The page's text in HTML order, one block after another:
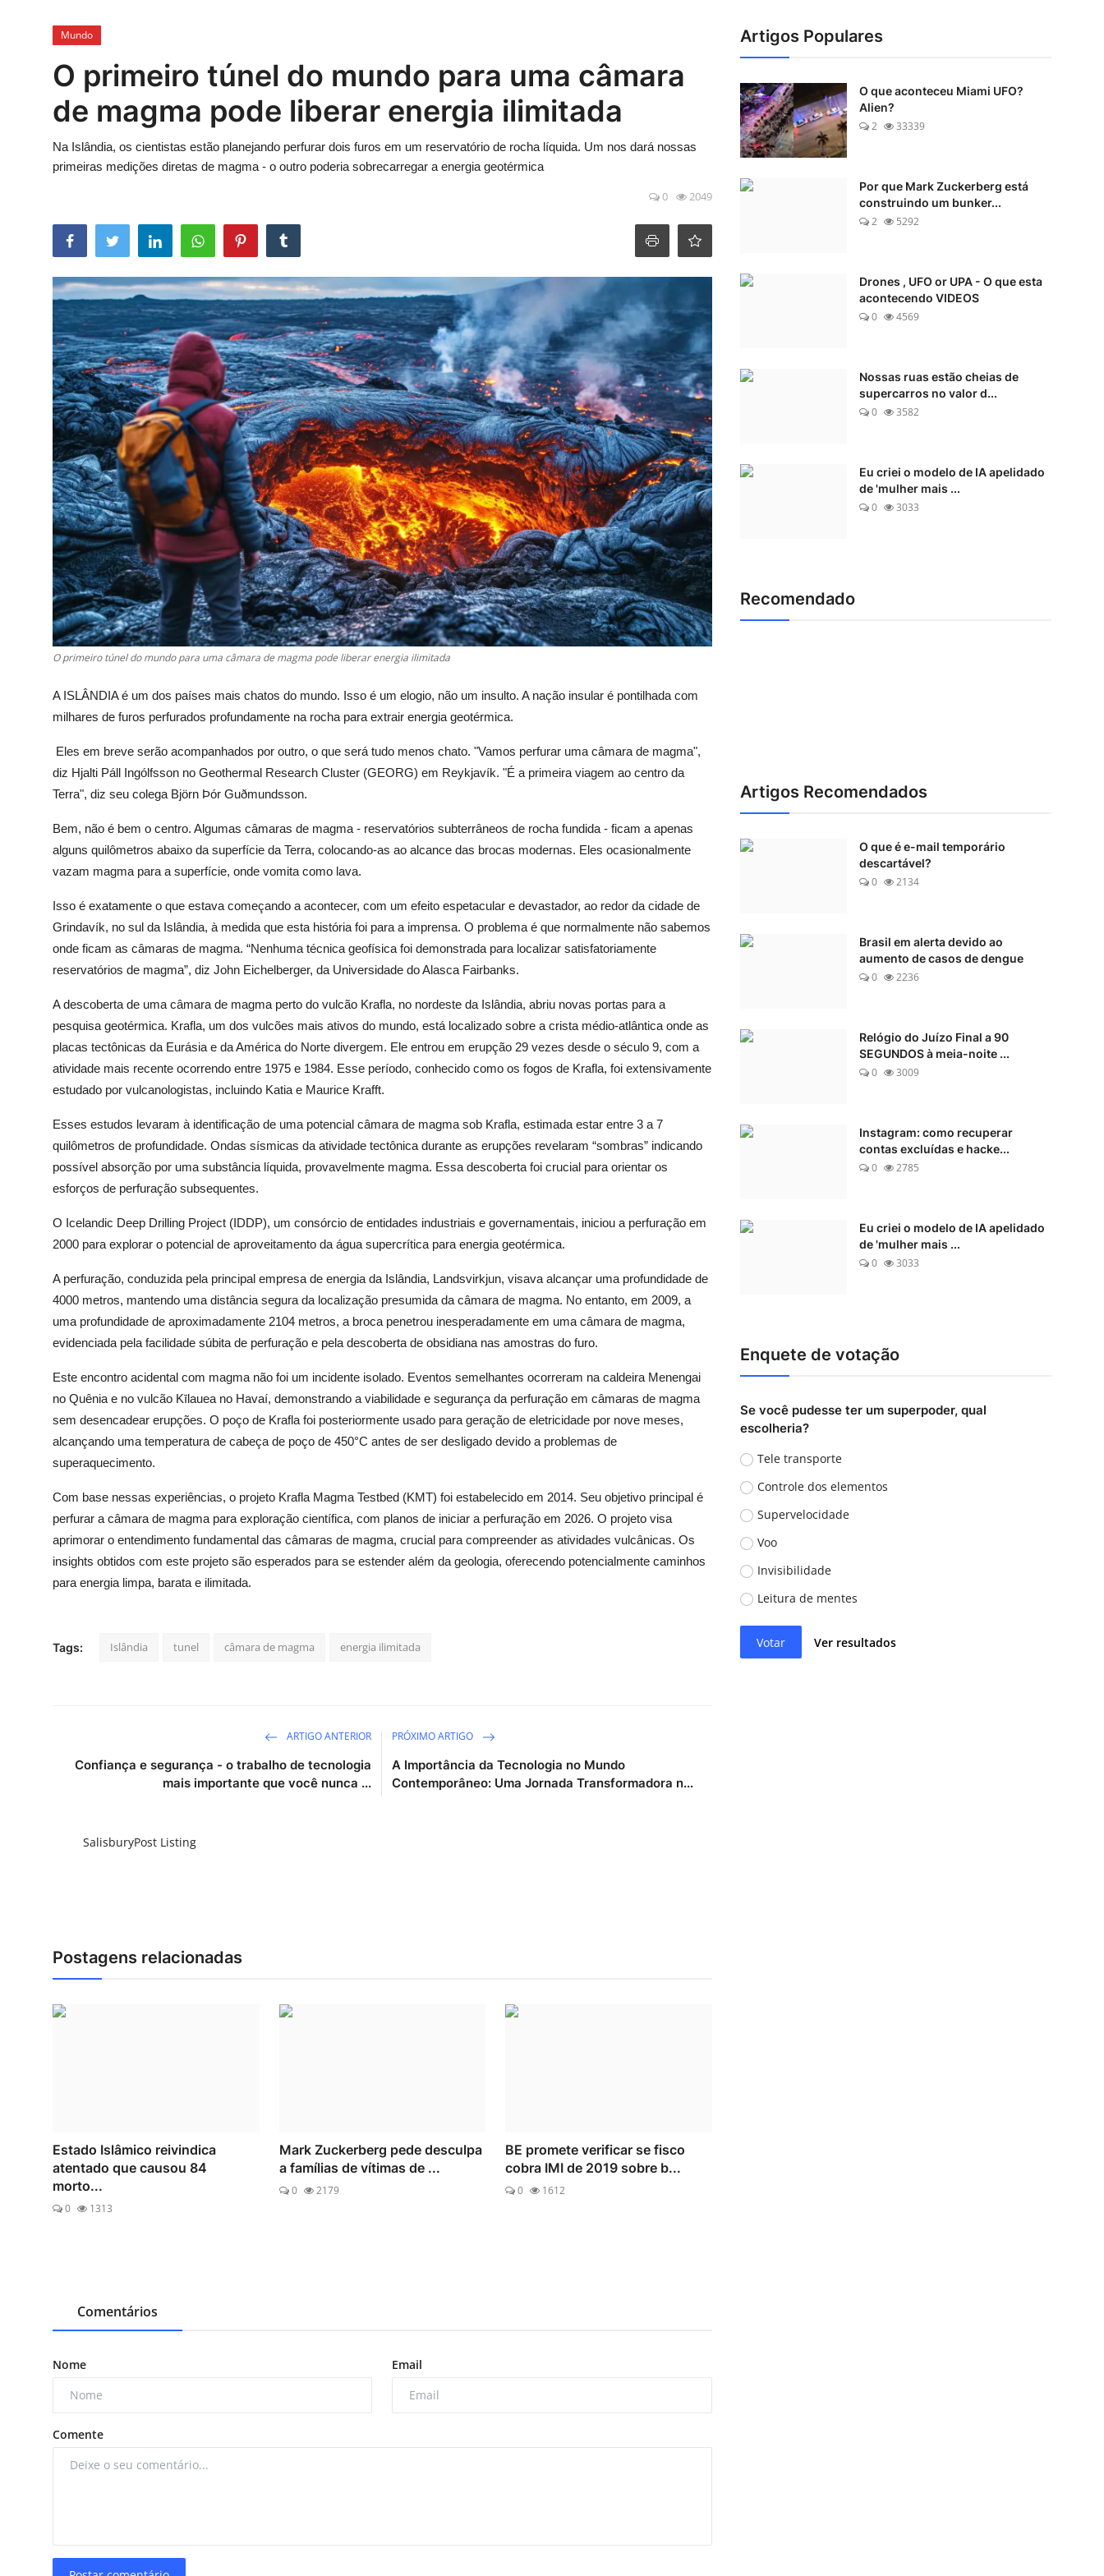
Esporte
Tecnologia e Games
Mundo
O primeiro túnel do mundo para uma câmara
de magma pode liberar energia ilimitada
Na Islândia, os cientistas estão planejando perfurar dois furos em um reservatório de rocha líquida. Um nos dará nossas
primeiras medições diretas de magma - o outro poderia sobrecarregar a energia geotérmica
0 2049
O primeiro túnel do mundo para uma câmara de magma pode liberar energia ilimitada
A ISLÂNDIA é um dos países mais chatos do mundo. Isso é um elogio, não um insulto. A nação insular é pontilhada com
milhares de furos perfurados profundamente na rocha para extrair energia geotérmica.
Eles em breve serão acompanhados por outro, o que será tudo menos chato. "Vamos perfurar uma câmara de magma",
diz Hjalti Páll Ingólfsson no Geothermal Research Cluster (GEORG) em Reykjavík. "É a primeira viagem ao centro da
Terra", diz seu colega Björn Þór Guðmundsson.
Bem, não é bem o centro. Algumas câmaras de magma - reservatórios subterrâneos de rocha fundida - ficam a apenas
alguns quilômetros abaixo da superfície da Terra, colocando-as ao alcance das brocas modernas. Eles ocasionalmente
vazam magma para a superfície, onde vomita como lava.
Isso é exatamente o que estava começando a acontecer, com um efeito espetacular e devastador, ao redor da cidade de
Grindavík, no sul da Islândia, à medida que esta história foi para a imprensa. O problema é que normalmente não sabemos
onde ficam as câmaras de magma. “Nenhuma técnica geofísica foi demonstrada para localizar satisfatoriamente
reservatórios de magma”, diz John Eichelberger, da Universidade do Alasca Fairbanks.
A descoberta de uma câmara de magma perto do vulcão Krafla, no nordeste da Islândia, abriu novas portas para a
pesquisa geotérmica. Krafla, um dos vulcões mais ativos do mundo, está localizado sobre a crista médio-atlântica onde as
placas tectônicas da Eurásia e da América do Norte divergem. Ele entrou em erupção 29 vezes desde o século 9, com a
atividade mais recente ocorrendo entre 1975 e 1984. Esse período, conhecido como os fogos de Krafla, foi extensivamente
estudado por vulcanologistas, incluindo Katia e Maurice Krafft.
Esses estudos levaram à identificação de uma potencial câmara de magma sob Krafla, estimada estar entre 3 a 7
quilômetros de profundidade. Ondas sísmicas da atividade tectônica durante as erupções revelaram “sombras” indicando
possível absorção por uma substância líquida, provavelmente magma. Essa descoberta foi crucial para orientar os
esforços de perfuração subsequentes.
O Icelandic Deep Drilling Project (IDDP), um consórcio de entidades industriais e governamentais, iniciou a perfuração em
2000 para explorar o potencial de aproveitamento da água supercrítica para energia geotérmica.
A perfuração, conduzida pela principal empresa de energia da Islândia, Landsvirkjun, visava alcançar uma profundidade de
4000 metros, mantendo uma distância segura da localização presumida da câmara de magma. No entanto, em 2009, a
uma profundidade de aproximadamente 2104 metros, a broca penetrou inesperadamente em uma câmara de magma,
evidenciada pela facilidade súbita de perfuração e pela descoberta de obsidiana nas amostras do furo.
Este encontro acidental com magma não foi um incidente isolado. Eventos semelhantes ocorreram na caldeira Menengai
no Quênia e no vulcão Kīlauea no Havaí, demonstrando a viabilidade e segurança da perfuração em câmaras de magma
sem desencadear erupções. O poço de Krafla foi posteriormente usado para geração de eletricidade por nove meses,
alcançando uma temperatura de cabeça de poço de 450°C antes de ser desligado devido a problemas de
superaquecimento.
Com base nessas experiências, o projeto Krafla Magma Testbed (KMT) foi estabelecido em 2014. Seu objetivo principal é
perfurar a câmara de magma para exploração científica, com planos de iniciar a perfuração em 2026. O projeto visa
aprimorar o entendimento fundamental das câmaras de magma, crucial para compreender as atividades vulcânicas. Os
insights obtidos com este projeto são esperados para se estender além da geologia, oferecendo potencialmente caminhos
para energia limpa, barata e ilimitada.
Tags: Islândia tunel câmara de magma energia ilimitada
ARTIGO ANTERIOR
Confiança e segurança - o trabalho de tecnologia
mais importante que você nunca ...
PRÓXIMO ARTIGO
A Importância da Tecnologia no Mundo
Contemporâneo: Uma Jornada Transformadora n...
SalisburyPost Listing
Postagens relacionadas
Estado Islâmico reivindica
atentado que causou 84
morto...
0 1313
Mark Zuckerberg pede desculpa
a famílias de vítimas de ...
0 2179
BE promete verificar se fisco
cobra IMI de 2019 sobre b...
0 1612
Comentários
Nome Email
Comente
Artigos Populares
O que aconteceu Miami UFO?
Alien?
2
33339
Por que Mark Zuckerberg está
construindo um bunker...
2
5292
Drones , UFO or UPA - O que esta
acontecendo VIDEOS
0
4569
Nossas ruas estão cheias de
supercarros no valor d...
0
3582
Eu criei o modelo de IA apelidado
de 'mulher mais ...
0
3033
Recomendado
Artigos Recomendados
O que é e-mail temporário
descartável?
0
2134
Brasil em alerta devido ao
aumento de casos de dengue
0
2236
Relógio do Juízo Final a 90
SEGUNDOS à meia-noite ...
0
3009
Instagram: como recuperar
contas excluídas e hacke...
0
2785
Eu criei o modelo de IA apelidado
de 'mulher mais ...
0
3033
Enquete de votação
Se você pudesse ter um superpoder, qual
escolheria?
Tele transporte
Controle dos elementos
Supervelocidade
Voo
Invisibilidade
Leitura de mentes
Votar Ver resultados